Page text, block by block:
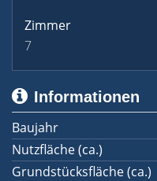
Zimmer
7
Informationen
Baujahr
Nutzfläche (ca.)
Grundstücksfläche (ca.)